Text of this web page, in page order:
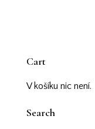
Cart
V košíku nic není.
Search